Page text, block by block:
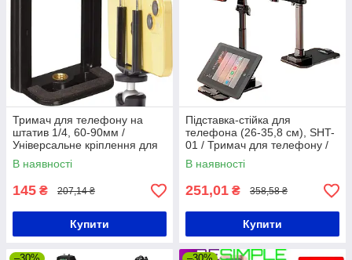
Тримач для телефону на
штатив 1/4, 60-90мм /
Універсальне кріплення для
телефону на штатив
В наявності
145 ₴ 207,14 ₴
Купити
Підставка-стійка для
телефона (26-35,8 см), SHT-
01 / Тримач для телефону /
Настільний тримач-підставка
В наявності
251,01 ₴ 358,58 ₴
Купити